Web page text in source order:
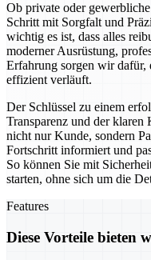
Ob private oder
Schritt mit Sorgfalt und
wichtig es ist, dass alles
moderner Ausrüstung,
Erfahrung sorgen wir dafür,
effizient verläuft.
Der Schlüssel zu einem
Transparenz und der
nicht nur Kunde, sondern
Fortschritt informiert und
So können Sie mit
starten, ohne sich um die
Features
Diese Vorteile bieten